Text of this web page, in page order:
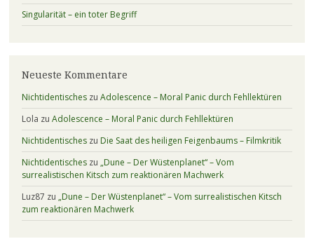
Singularität – ein toter Begriff
Neueste Kommentare
Nichtidentischeszu Adolescence – Moral Panic durch Fehllektüren
Lola zu Adolescence – Moral Panic durch Fehllektüren
Nichtidentischeszu Die Saat des heiligen Feigenbaums – Filmkritik
Nichtidentischeszu „Dune – Der Wüstenplanet“ – Vom
surrealistischen Kitsch zum reaktionären Machwerk
Luz87 zu „Dune – Der Wüstenplanet“ – Vom surrealistischen Kitsch
zum reaktionären Machwerk